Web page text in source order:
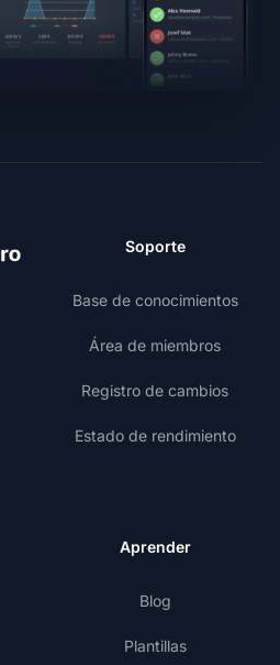
Soporte
Base de conocimientos
Área de miembros
Registro de cambios
Estado de rendimiento
Aprender
Blog
Plantillas